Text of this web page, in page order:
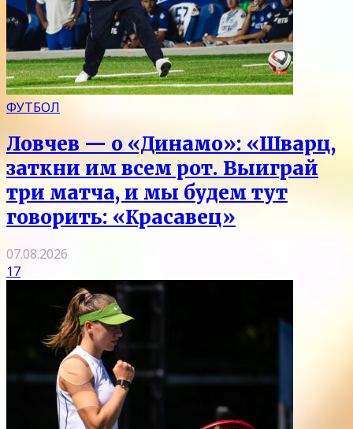
ФУТБОЛ
Ловчев — о «Динамо»: «Шварц,
заткни им всем рот. Выиграй
три матча, и мы будем тут
говорить: «Красавец»
07.08.2026
17